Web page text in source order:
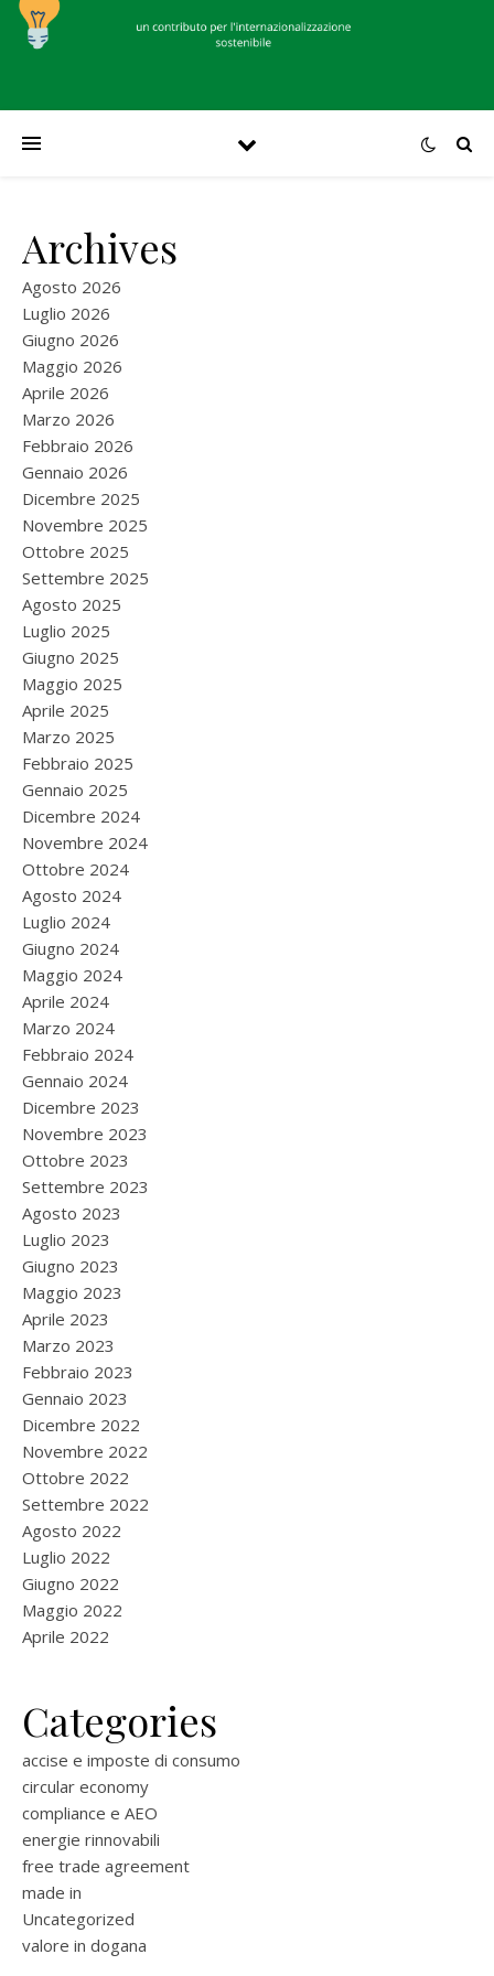
Archives
Agosto 2026
Luglio 2026
Giugno 2026
Maggio 2026
Aprile 2026
Marzo 2026
Febbraio 2026
Gennaio 2026
Dicembre 2025
Novembre 2025
Ottobre 2025
Settembre 2025
Agosto 2025
Luglio 2025
Giugno 2025
Maggio 2025
Aprile 2025
Marzo 2025
Febbraio 2025
Gennaio 2025
Dicembre 2024
Novembre 2024
Ottobre 2024
Agosto 2024
Luglio 2024
Giugno 2024
Maggio 2024
Aprile 2024
Marzo 2024
Febbraio 2024
Gennaio 2024
Dicembre 2023
Novembre 2023
Ottobre 2023
Settembre 2023
Agosto 2023
Luglio 2023
Giugno 2023
Maggio 2023
Aprile 2023
Marzo 2023
Febbraio 2023
Gennaio 2023
Dicembre 2022
Novembre 2022
Ottobre 2022
Settembre 2022
Agosto 2022
Luglio 2022
Giugno 2022
Maggio 2022
Aprile 2022
Categories
accise e imposte di consumo
circular economy
compliance e AEO
energie rinnovabili
free trade agreement
made in
Uncategorized
valore in dogana